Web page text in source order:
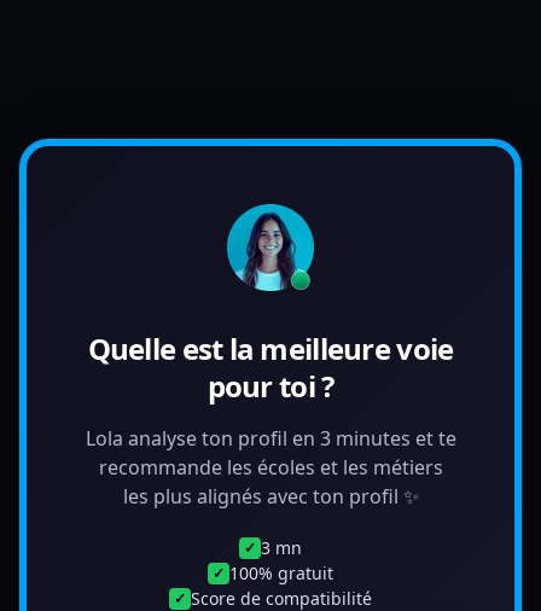
Quelle est la meilleure voie
pour toi ?
Lola analyse ton profil en 3 minutes et te
recommande les écoles et les métiers
les plus alignés avec ton profil ✨
✓ 3 mn
✓ 100% gratuit
✓ Score de compatibilité